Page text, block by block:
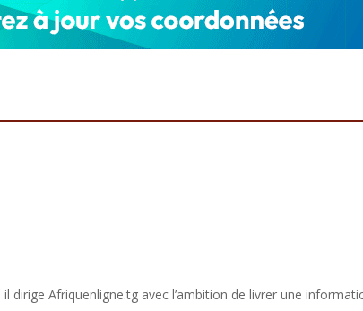
dirige Afriquenligne.tg avec l’ambition de livrer une